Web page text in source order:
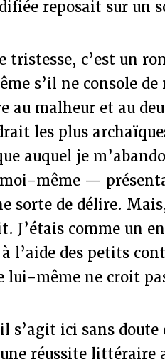
reposait sur un
tristesse, c’est un
s’il ne console
au malheur et au
les plus
auquel je
même —
sorte de délire.
J’étais comme un
l’aide des petits
lui-même ne croit
s’agit ici sans doute
réussite littéraire